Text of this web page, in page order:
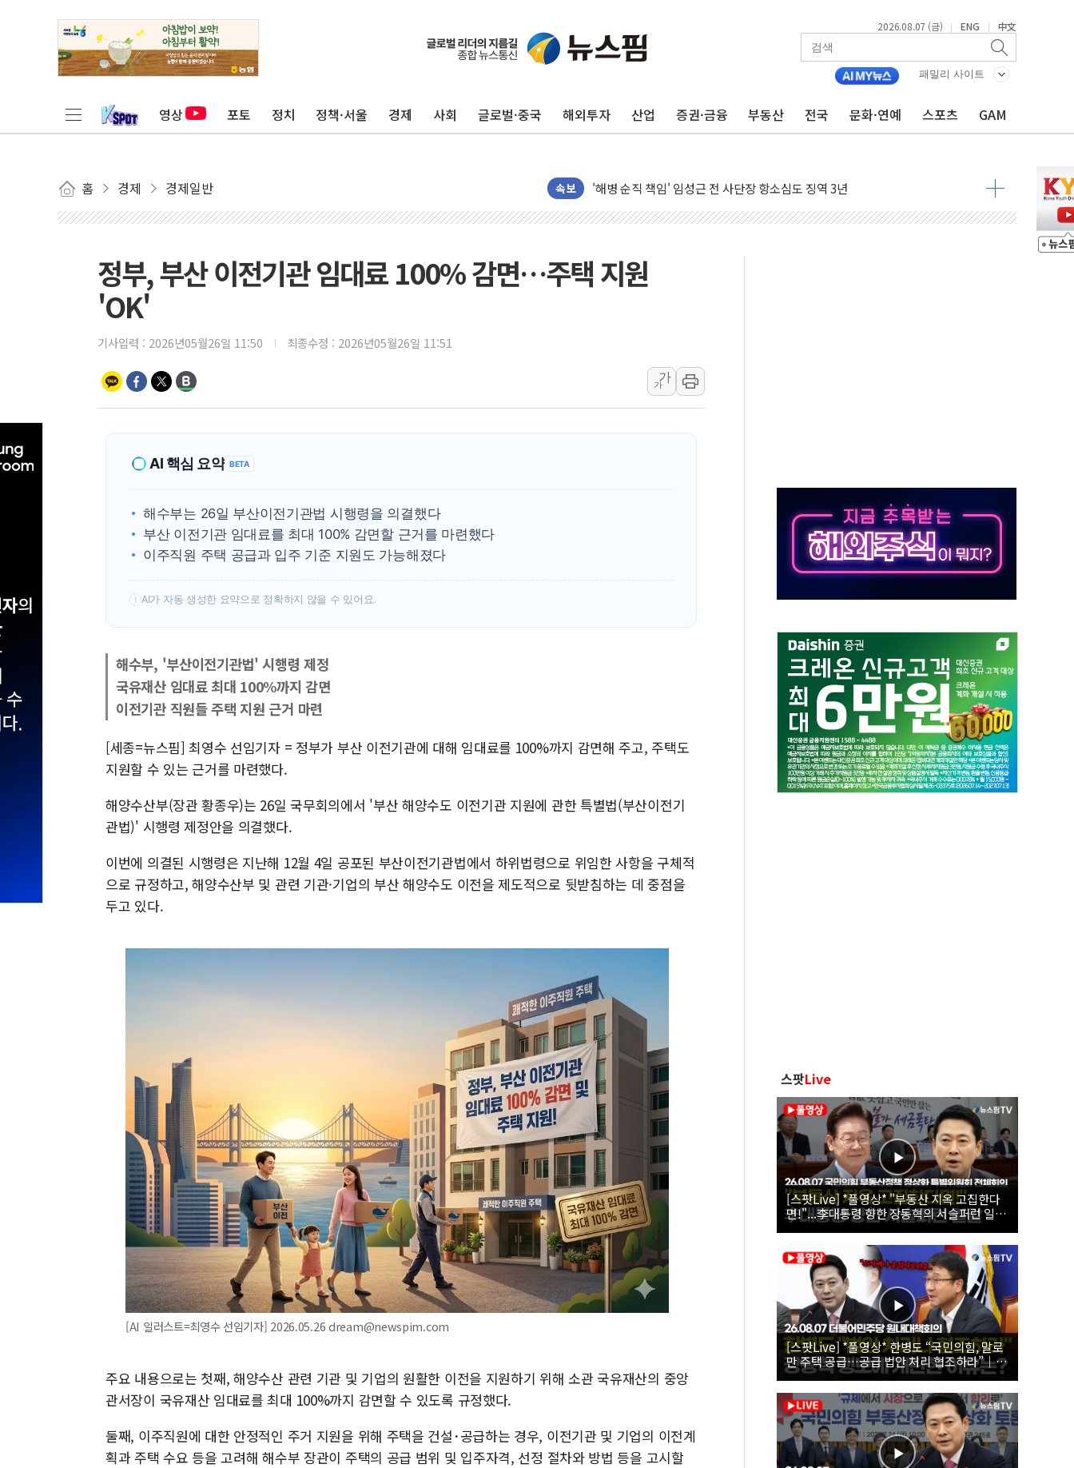
2026.08.07 (금) | ENG | 中文
패밀리 사이트
영상 포토 정치 정책·서울 경제 사회 글로벌·중국 해외투자 산업 증권·금융 부동산 전국 문화·연예 스포츠 GAM
홈 경제 경제일반 속보
전남광주 화정역 인근 도로 4중 추돌…1명 심정지·5명 부상
헥토이노베이션, 상반기 매출 첫 2000억원 돌파
우리은행, 고창해상풍력에 4000억 금융 지원
민병덕 "오늘 67개 점포 영업 재개...장바구니에 홈플러스 담아달라" 호소
하나금융이 쏘아 올린 CIFO, 금융지주 포용금융 조직개편 신호탄
"최대 2시간 앞서 침수 예측"…건설연, AI 위험기상 기술 개발
유니슨 "국내생산세액공제·인증제도 개선 수혜 기대"
창호 교체하다 난간 무너져…대전서 50대 일용직 추락 사망
日, 4~6월 105조원 환시 개입...4월 말 '56조원' 사상 최대
오렌지플래닛 창업재단, 스타트업 지원 프로그램 성료
경찰, '300억대 사기 혐의' 차가원 대표 구속 송치
정부, 부산 이전기관 임대료 100% 감면…주택 지원
'OK'
기사입력 : 2026년05월26일 11:50 최종수정 : 2026년05월26일 11:51
가
가
AI 핵심 요약 BETA
해수부는 26일 부산이전기관법 시행령을 의결했다
부산 이전기관 임대료를 최대 100% 감면할 근거를 마련했다
이주직원 주택 공급과 입주 기준 지원도 가능해졌다
! AI가 자동 생성한 요약으로 정확하지 않을 수 있어요.
해수부, '부산이전기관법' 시행령 제정
국유재산 임대료 최대 100%까지 감면
이전기관 직원들 주택 지원 근거 마련
[세종=뉴스핌] 최영수 선임기자 = 정부가 부산 이전기관에 대해 임대료를 100%까지 감면해 주고, 주택도
지원할 수 있는 근거를 마련했다.
해양수산부(장관 황종우)는 26일 국무회의에서 '부산 해양수도 이전기관 지원에 관한 특별법(부산이전기
관법)' 시행령 제정안을 의결했다.
이번에 의결된 시행령은 지난해 12월 4일 공포된 부산이전기관법에서 하위법령으로 위임한 사항을 구체적
으로 규정하고, 해양수산부 및 관련 기관·기업의 부산 해양수도 이전을 제도적으로 뒷받침하는 데 중점을
두고 있다.
[AI 일러스트=최영수 선임기자] 2026.05.26 dream@newspim.com
주요 내용으로는 첫째, 해양수산 관련 기관 및 기업의 원활한 이전을 지원하기 위해 소관 국유재산의 중앙
관서장이 국유재산 임대료를 최대 100%까지 감면할 수 있도록 규정했다.
둘째, 이주직원에 대한 안정적인 주거 지원을 위해 주택을 건설･공급하는 경우, 이전기관 및 기업의 이전계
획과 주택 수요 등을 고려해 해수부 장관이 주택의 공급 범위 및 입주자격, 선정 절차와 방법 등을 고시할
스팟Live
[스팟Live] *풀영상* "부동산 지옥 고집한다
면!"...李대통령 향한 장동혁의 서슬퍼런 일갈
| 26.08.07 국민의힘 부동산정책 정상화 특별
위원회 전체회의
[스팟Live] *풀영상* 한병도 “국민의힘, 말로
만 주택 공급…공급 법안 처리 협조하라”｜
26.08.07 더불어민주당 원내대책회의